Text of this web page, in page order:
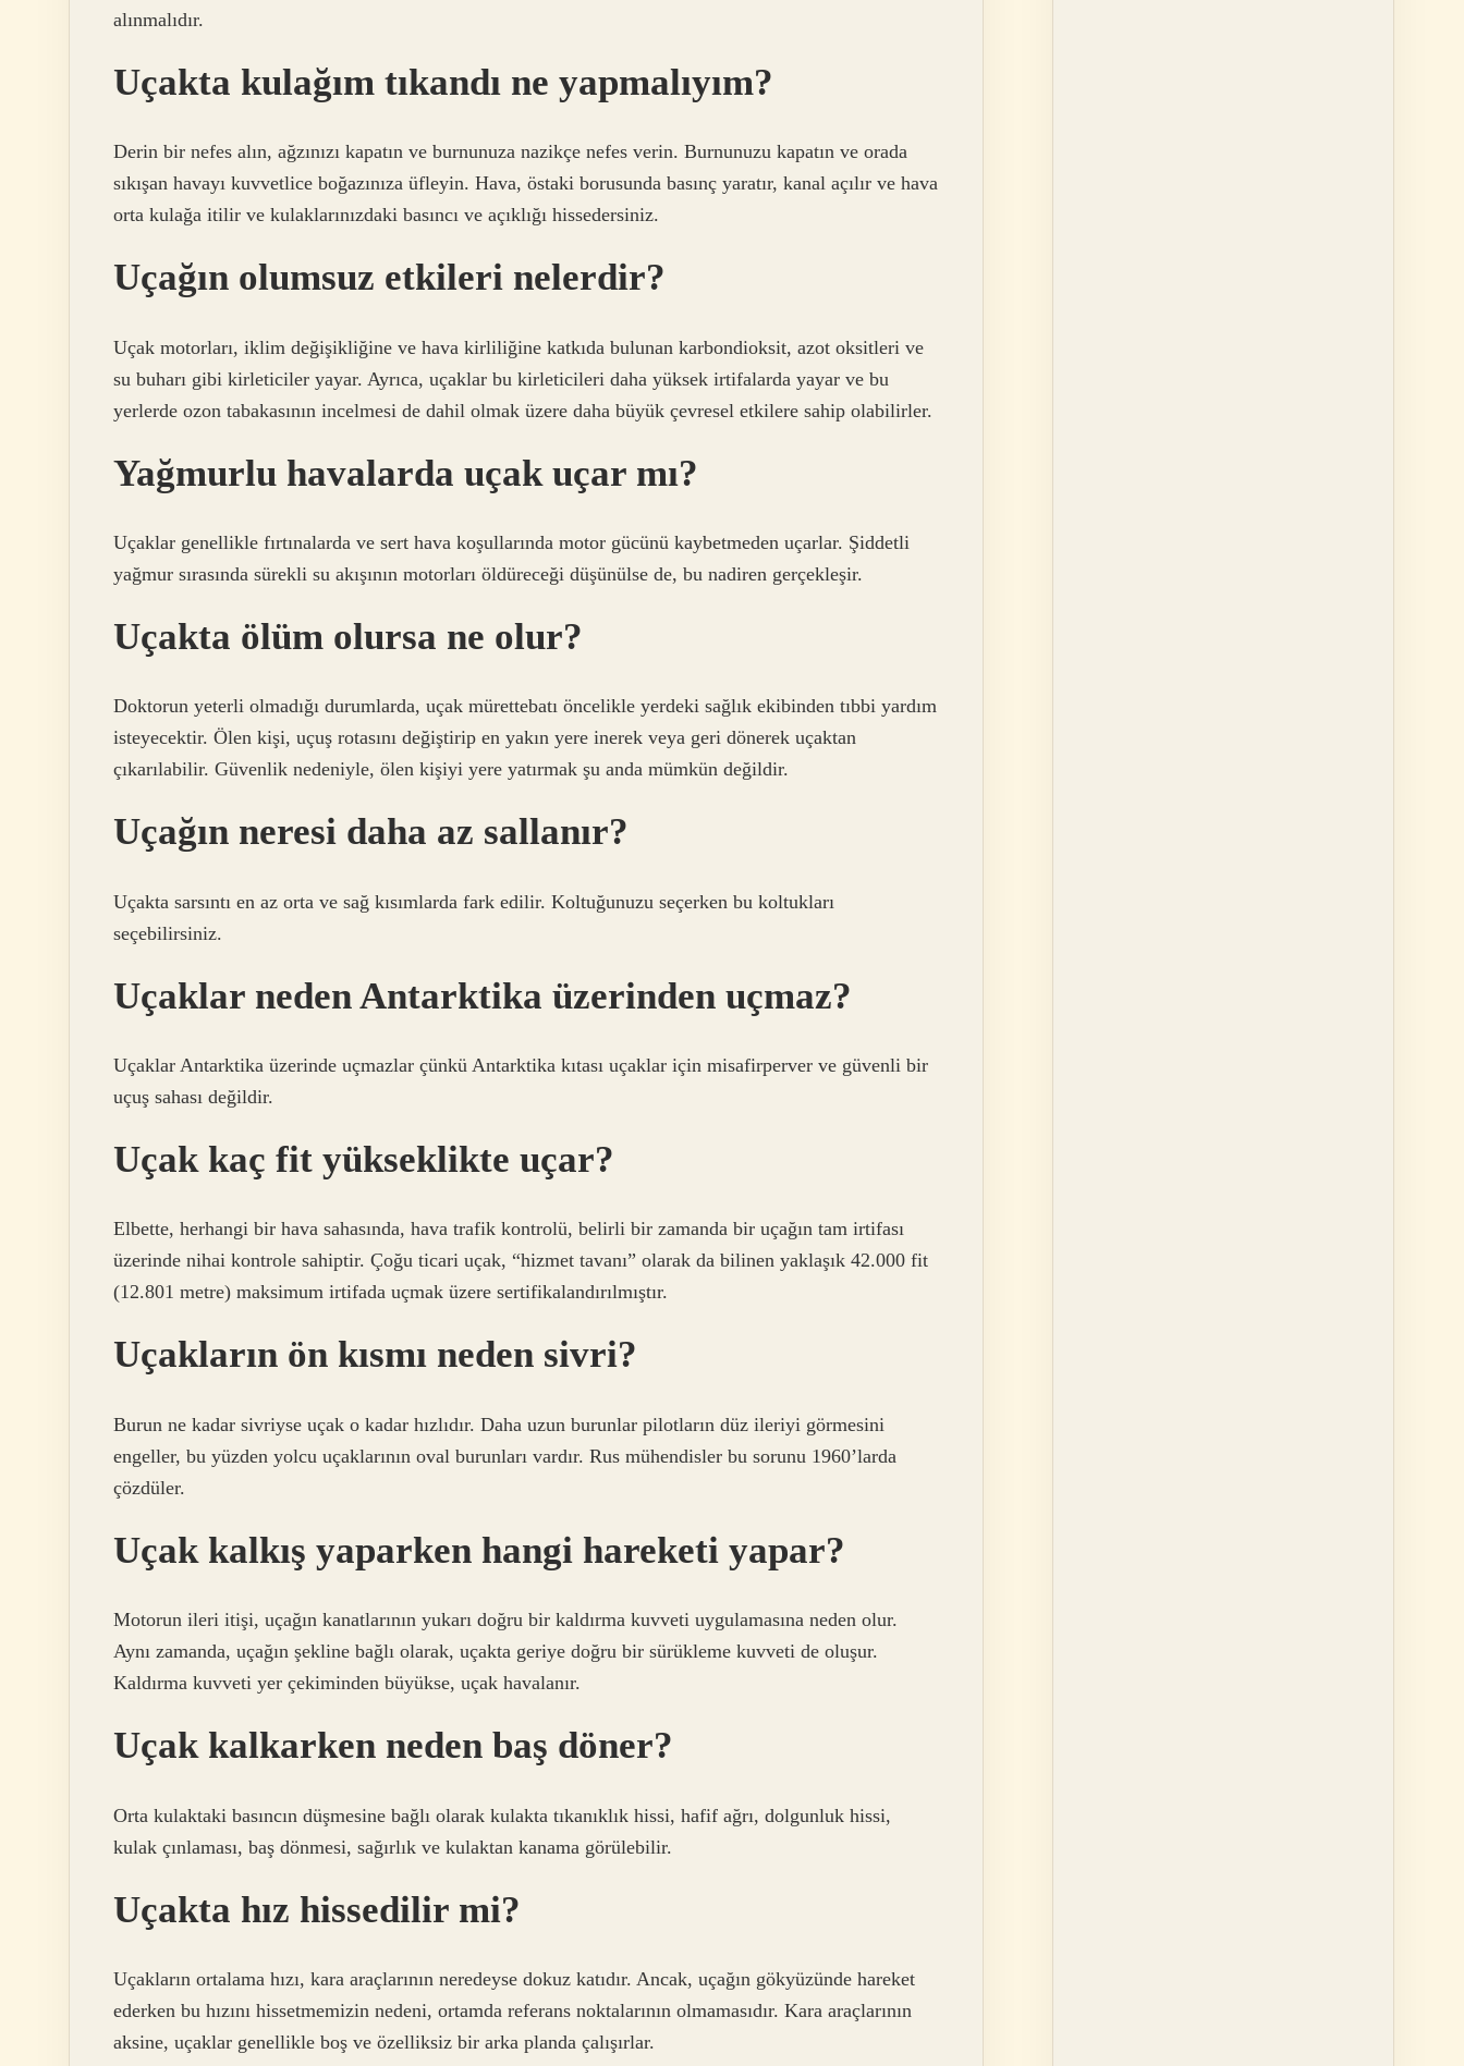
alınmalıdır.
Uçakta kulağım tıkandı ne yapmalıyım?
Derin bir nefes alın, ağzınızı kapatın ve burnunuza nazikçe nefes verin. Burnunuzu kapatın ve orada
sıkışan havayı kuvvetlice boğazınıza üfleyin. Hava, östaki borusunda basınç yaratır, kanal açılır ve hava
orta kulağa itilir ve kulaklarınızdaki basıncı ve açıklığı hissedersiniz.
Uçağın olumsuz etkileri nelerdir?
Uçak motorları, iklim değişikliğine ve hava kirliliğine katkıda bulunan karbondioksit, azot oksitleri ve
su buharı gibi kirleticiler yayar. Ayrıca, uçaklar bu kirleticileri daha yüksek irtifalarda yayar ve bu
yerlerde ozon tabakasının incelmesi de dahil olmak üzere daha büyük çevresel etkilere sahip olabilirler.
Yağmurlu havalarda uçak uçar mı?
Uçaklar genellikle fırtınalarda ve sert hava koşullarında motor gücünü kaybetmeden uçarlar. Şiddetli
yağmur sırasında sürekli su akışının motorları öldüreceği düşünülse de, bu nadiren gerçekleşir.
Uçakta ölüm olursa ne olur?
Doktorun yeterli olmadığı durumlarda, uçak mürettebatı öncelikle yerdeki sağlık ekibinden tıbbi yardım
isteyecektir. Ölen kişi, uçuş rotasını değiştirip en yakın yere inerek veya geri dönerek uçaktan
çıkarılabilir. Güvenlik nedeniyle, ölen kişiyi yere yatırmak şu anda mümkün değildir.
Uçağın neresi daha az sallanır?
Uçakta sarsıntı en az orta ve sağ kısımlarda fark edilir. Koltuğunuzu seçerken bu koltukları
seçebilirsiniz.
Uçaklar neden Antarktika üzerinden uçmaz?
Uçaklar Antarktika üzerinde uçmazlar çünkü Antarktika kıtası uçaklar için misafirperver ve güvenli bir
uçuş sahası değildir.
Uçak kaç fit yükseklikte uçar?
Elbette, herhangi bir hava sahasında, hava trafik kontrolü, belirli bir zamanda bir uçağın tam irtifası
üzerinde nihai kontrole sahiptir. Çoğu ticari uçak, “hizmet tavanı” olarak da bilinen yaklaşık 42.000 fit
(12.801 metre) maksimum irtifada uçmak üzere sertifikalandırılmıştır.
Uçakların ön kısmı neden sivri?
Burun ne kadar sivriyse uçak o kadar hızlıdır. Daha uzun burunlar pilotların düz ileriyi görmesini
engeller, bu yüzden yolcu uçaklarının oval burunları vardır. Rus mühendisler bu sorunu 1960’larda
çözdüler.
Uçak kalkış yaparken hangi hareketi yapar?
Motorun ileri itişi, uçağın kanatlarının yukarı doğru bir kaldırma kuvveti uygulamasına neden olur.
Aynı zamanda, uçağın şekline bağlı olarak, uçakta geriye doğru bir sürükleme kuvveti de oluşur.
Kaldırma kuvveti yer çekiminden büyükse, uçak havalanır.
Uçak kalkarken neden baş döner?
Orta kulaktaki basıncın düşmesine bağlı olarak kulakta tıkanıklık hissi, hafif ağrı, dolgunluk hissi,
kulak çınlaması, baş dönmesi, sağırlık ve kulaktan kanama görülebilir.
Uçakta hız hissedilir mi?
Uçakların ortalama hızı, kara araçlarının neredeyse dokuz katıdır. Ancak, uçağın gökyüzünde hareket
ederken bu hızını hissetmemizin nedeni, ortamda referans noktalarının olmamasıdır. Kara araçlarının
aksine, uçaklar genellikle boş ve özelliksiz bir arka planda çalışırlar.